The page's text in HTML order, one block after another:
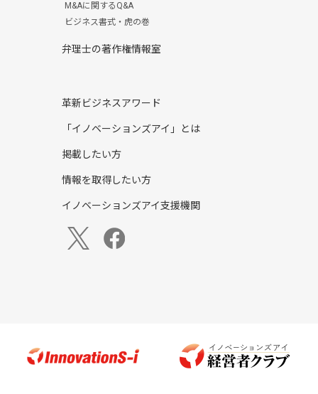
M&Aに関するQ&A
ビジネス書式・虎の巻
弁理士の著作権情報室
革新ビジネスアワード
「イノベーションズアイ」とは
掲載したい方
情報を取得したい方
イノベーションズアイ支援機関